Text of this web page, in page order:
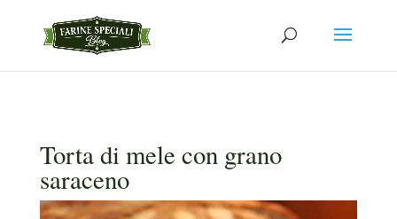
Torta di mele con grano
saraceno